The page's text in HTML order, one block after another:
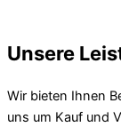
Unsere
Wir bieten Ihnen
uns um Kauf und